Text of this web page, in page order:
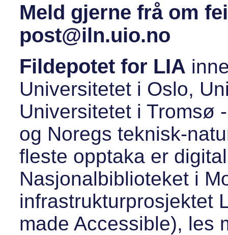
Meld gjerne frå om
post@iln.uio.no
Fildepotet for LIA
Universitetet i Oslo,
Universitetet i Tromsø
og Noregs teknisk-
fleste opptaka er
Nasjonalbiblioteket i
infrastrukturprosjektet
made Accessible), les